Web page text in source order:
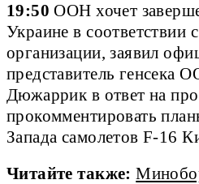
19:50 ООН хочет
Украине в соответствии
организации, заявил
представитель генсека
Дюжаррик в ответ на
прокомментировать
Запада самолетов F-16
Читайте также: